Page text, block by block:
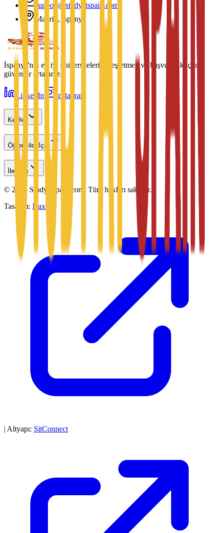
support@studyatspain.com
Madrid, İspanya
İspanya'nın en iyi üniversitelerini keşfetmek ve başvurmak için
güvenilir ortağınız.
LinkedIn Instagram
Keşfet
Öğrenciler İçin
İletişim
© 2026 Studyatspain.com. Tüm hakları saklıdır.
Tasarım: Daxow
| Altyapı: SitConnect